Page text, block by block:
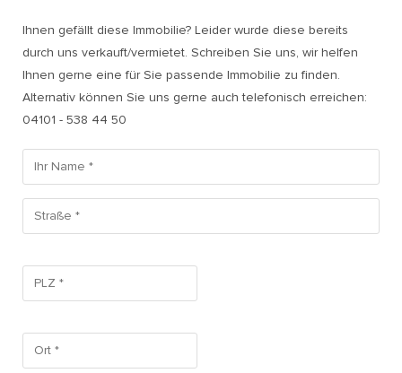
Ihnen gefällt diese Immobilie? Leider wurde diese bereits
durch uns verkauft/vermietet. Schreiben Sie uns, wir helfen
Ihnen gerne eine für Sie passende Immobilie zu finden.
Alternativ können Sie uns gerne auch telefonisch erreichen:
04101 - 538 44 50